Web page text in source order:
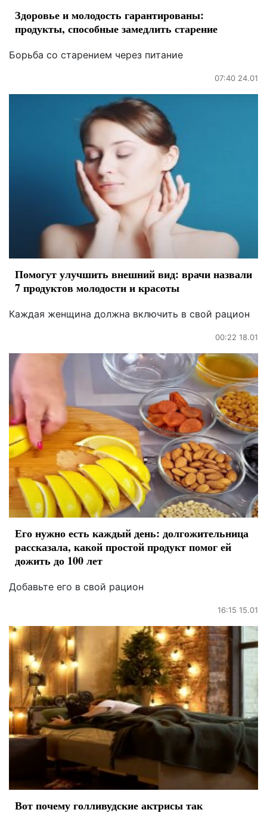
Здоровье и молодость гарантированы:
продукты, способные замедлить старение
Борьба со старением через питание
07:40 24.01
Помогут улучшить внешний вид: врачи назвали
7 продуктов молодости и красоты
Каждая женщина должна включить в свой рацион
00:22 18.01
Его нужно есть каждый день: долгожительница
рассказала, какой простой продукт помог ей
дожить до 100 лет
Добавьте его в свой рацион
16:15 15.01
Вот почему голливудские актрисы так